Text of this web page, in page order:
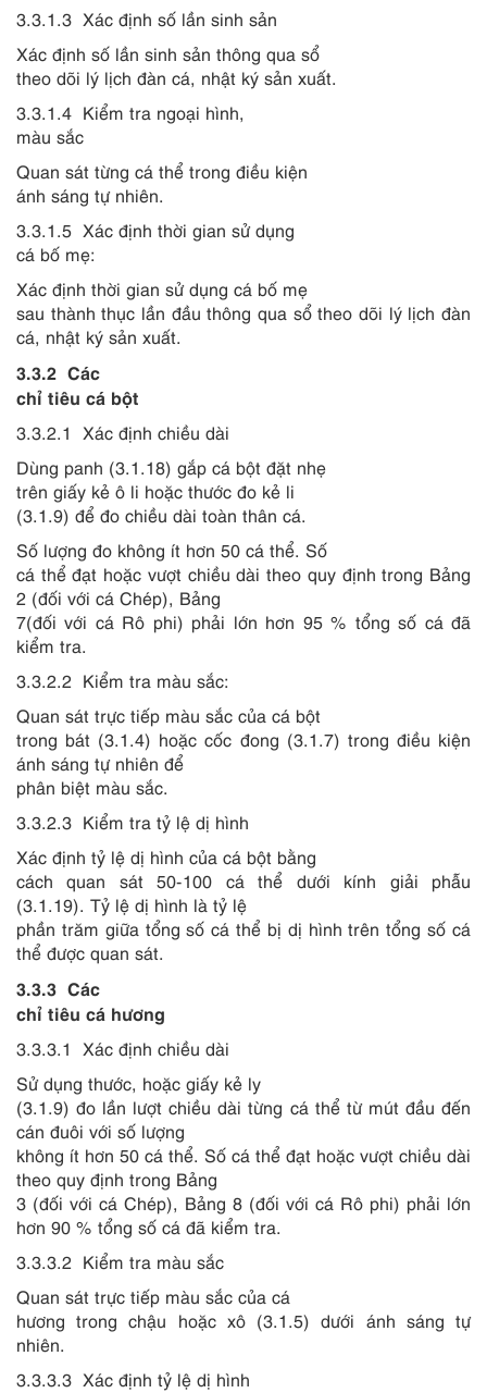
3.3.1.3 Xác định số lần sinh sản
Xác định số lần sinh sản thông qua sổ
theo dõi lý lịch đàn cá, nhật ký sản xuất.
3.3.1.4 Kiểm tra ngoại hình,
màu sắc
Quan sát từng cá thể trong điều kiện
ánh sáng tự nhiên.
3.3.1.5 Xác định thời gian sử dụng
cá bố mẹ:
Xác định thời gian sử dụng cá bố mẹ
sau thành thục lần đầu thông qua sổ theo dõi lý lịch đàn
cá, nhật ký sản xuất.
3.3.2 Các
chỉ tiêu cá bột
3.3.2.1 Xác định chiều dài
Dùng panh (3.1.18) gắp cá bột đặt nhẹ
trên giấy kẻ ô li hoặc thước đo kẻ li
(3.1.9) để đo chiều dài toàn thân cá.
Số lượng đo không ít hơn 50 cá thể. Số
cá thể đạt hoặc vượt chiều dài theo quy định trong Bảng
2 (đối với cá Chép), Bảng
7(đối với cá Rô phi) phải lớn hơn 95 % tổng số cá đã
kiểm tra.
3.3.2.2 Kiểm tra màu sắc:
Quan sát trực tiếp màu sắc của cá bột
trong bát (3.1.4) hoặc cốc đong (3.1.7) trong điều kiện
ánh sáng tự nhiên để
phân biệt màu sắc.
3.3.2.3 Kiểm tra tỷ lệ dị hình
Xác định tỷ lệ dị hình của cá bột bằng
cách quan sát 50-100 cá thể dưới kính giải phẫu
(3.1.19). Tỷ lệ dị hình là tỷ lệ
phần trăm giữa tổng số cá thể bị dị hình trên tổng số cá
thể được quan sát.
3.3.3 Các
chỉ tiêu cá hương
3.3.3.1 Xác định chiều dài
Sử dụng thước, hoặc giấy kẻ ly
(3.1.9) đo lần lượt chiều dài từng cá thể từ mút đầu đến
cán đuôi với số lượng
không ít hơn 50 cá thể. Số cá thể đạt hoặc vượt chiều dài
theo quy định trong Bảng
3 (đối với cá Chép), Bảng 8 (đối với cá Rô phi) phải lớn
hơn 90 % tổng số cá đã kiểm tra.
3.3.3.2 Kiểm tra màu sắc
Quan sát trực tiếp màu sắc của cá
hương trong chậu hoặc xô (3.1.5) dưới ánh sáng tự
nhiên.
3.3.3.3 Xác định tỷ lệ dị hình